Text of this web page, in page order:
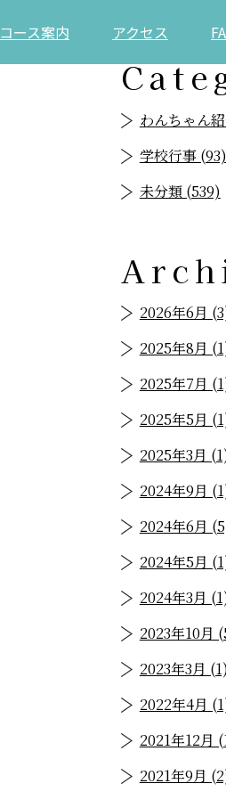
コース案内 アクセス
わんちゃん
学校行事 (93)
未分類 (539)
2026年6月
2025年8月
2025年7月
2025年5月
2025年3月
2024年9月
2024年6月
2024年5月
2024年3月
2023年10月
2023年3月 (1)
2022年4月
2021年12月
2021年9月